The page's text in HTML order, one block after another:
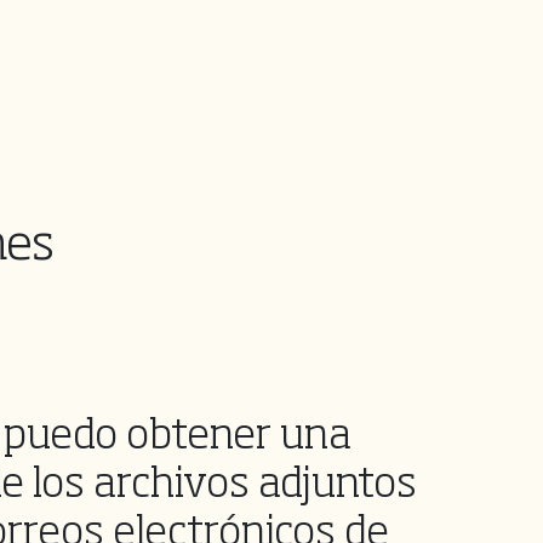
puedo obtener una
los archivos adjuntos
electrónicos de